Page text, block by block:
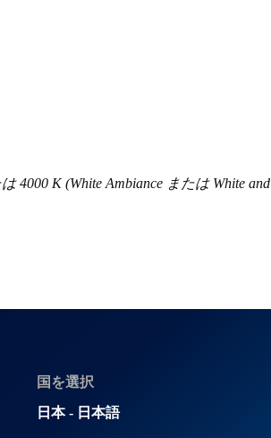
K (White Ambiance または White and
国を選択
日本 - 日本語